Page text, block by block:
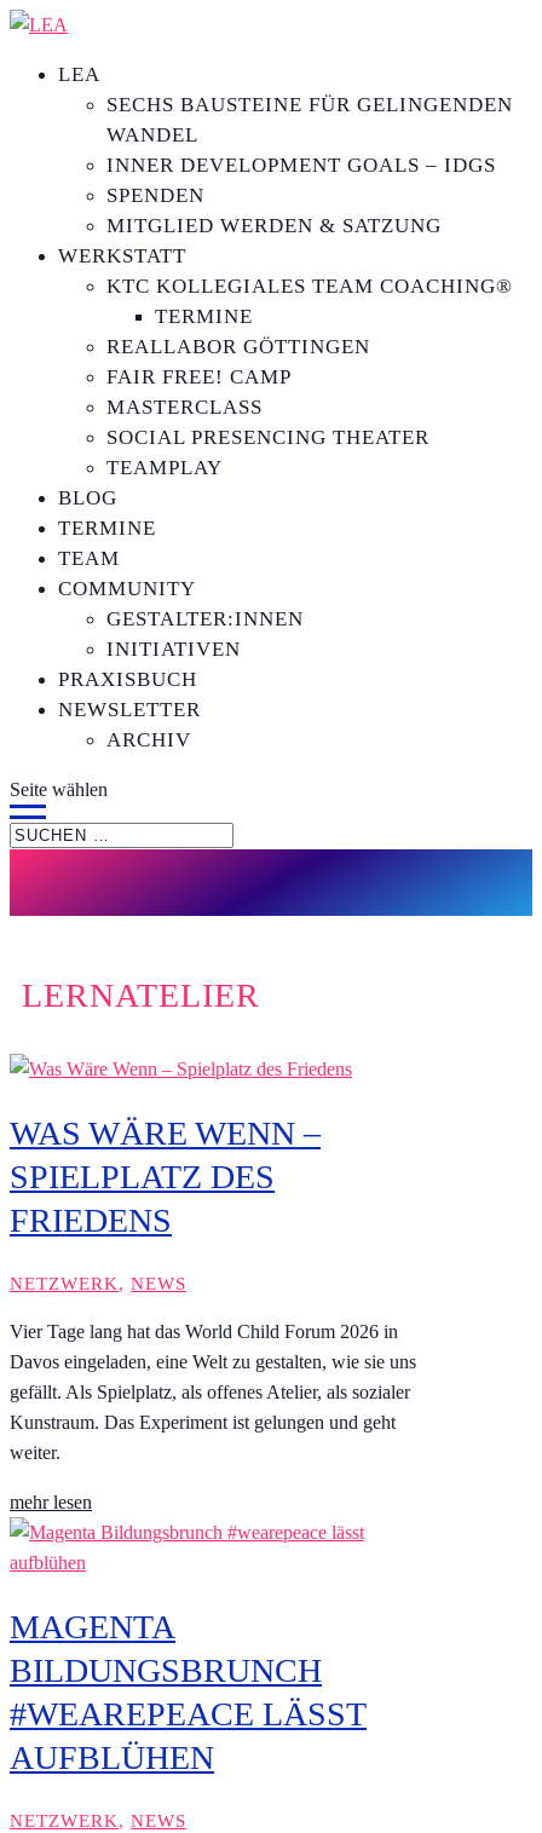
LEA
SECHS BAUSTEINE FÜR GELINGENDEN
WANDEL
INNER DEVELOPMENT GOALS – IDGS
SPENDEN
MITGLIED WERDEN & SATZUNG
WERKSTATT
KTC KOLLEGIALES TEAM COACHING®
TERMINE
REALLABOR GÖTTINGEN
FAIR FREE! CAMP
MASTERCLASS
SOCIAL PRESENCING THEATER
TEAMPLAY
BLOG
TERMINE
TEAM
COMMUNITY
GESTALTER:INNEN
INITIATIVEN
PRAXISBUCH
NEWSLETTER
ARCHIV
Seite wählen
LERNATELIER
WAS WÄRE WENN –
SPIELPLATZ DES
FRIEDENS
NETZWERK, NEWS
Vier Tage lang hat das World Child Forum 2026 in
Davos eingeladen, eine Welt zu gestalten, wie sie uns
gefällt. Als Spielplatz, als offenes Atelier, als sozialer
Kunstraum. Das Experiment ist gelungen und geht
weiter.
mehr lesen
MAGENTA
BILDUNGSBRUNCH
#WEAREPEACE LÄSST
AUFBLÜHEN
NETZWERK, NEWS